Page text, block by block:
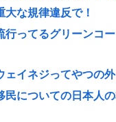
な規律違反で！
行ってるグリーンコ
ェイネジってやつの
民についての日本人